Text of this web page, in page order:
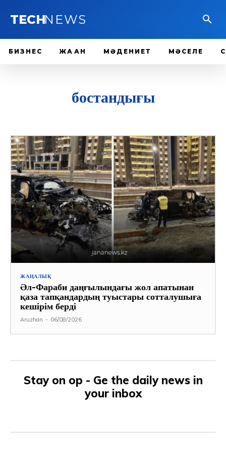
TECHNEWS
БИЗНЕС ЖАҺАН МӘДЕНИЕТ МӘСЕЛЕ
бостандығы
ЖАҢАЛЫҚ
Әл-Фараби даңғылындағы жол апатынан
қаза тапқандардың туыстары сотталушыға
кешірім берді
Aruzhan - 06/08/2026
Stay on op - Ge the daily news in
your inbox